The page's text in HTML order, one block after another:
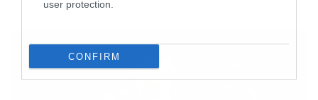
user protection.
CONFIRM
απόκτηση του Πάμπλο Οσβάλντο η Πόρτο με τον Ιταλό
Κολομβιανό φορ στην Ατλέτικο Μαδρίτης και άμεσα
φαίνεται πως βρήκαν τον […]